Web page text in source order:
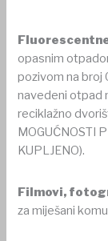
opasnim
pozivom na broj
navedeni otpad
reciklažno
MOGUĆNOSTI
KUPLJENO).
Filmovi,
za miješani